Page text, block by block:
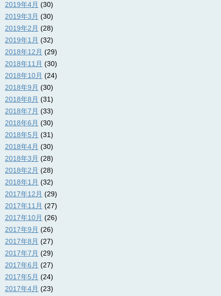
2019年4月 (30)
2019年3月 (30)
2019年2月 (28)
2019年1月 (32)
2018年12月 (29)
2018年11月 (30)
2018年10月 (24)
2018年9月 (30)
2018年8月 (31)
2018年7月 (33)
2018年6月 (30)
2018年5月 (31)
2018年4月 (30)
2018年3月 (28)
2018年2月 (28)
2018年1月 (32)
2017年12月 (29)
2017年11月 (27)
2017年10月 (26)
2017年9月 (26)
2017年8月 (27)
2017年7月 (29)
2017年6月 (27)
2017年5月 (24)
2017年4月 (23)